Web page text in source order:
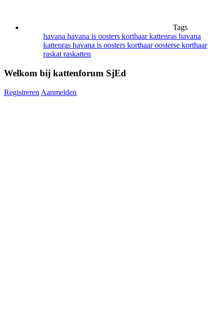
Tags
havana havana is oosters korthaarkattenras havana
kattenras havana is oosters korthaaroosterse korthaar
raskat raskatten
Welkom bij kattenforum SjEd
Registreren Aanmelden